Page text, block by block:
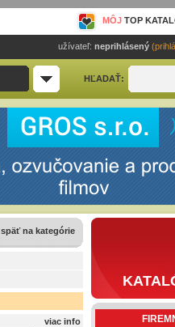
MÔJ TOP
užívateľ: neprihlásený
HĽADAŤ:
späť na kategórie
viac info